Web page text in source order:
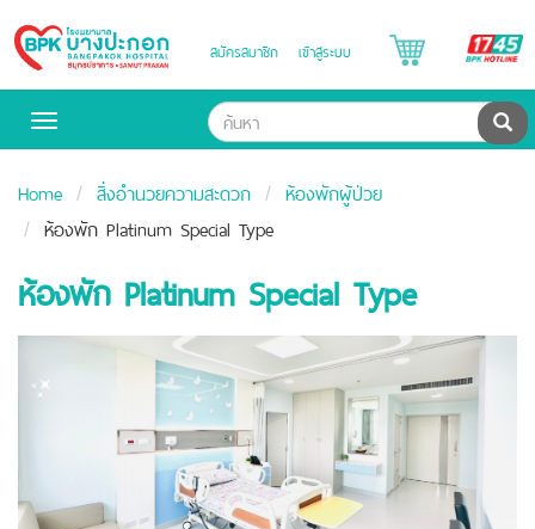
Bangpakok
Hospital
สมัครสมาชิก เข้าสู่ระบบ
Toggle
ค้น
Home สิ่งอำนวยความสะดวก
ห้องพักผู้ป่วย
ห้องพัก Platinum Special Type
ห้องพัก Platinum Special Type